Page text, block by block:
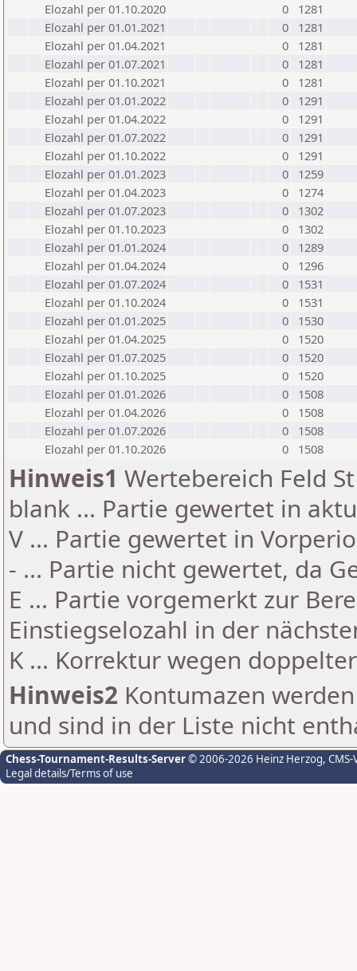
Elozahl per 01.10.2020
0
1281
Elozahl per 01.01.2021
0
1281
Elozahl per 01.04.2021
0
1281
Elozahl per 01.07.2021
0
1281
Elozahl per 01.10.2021
0
1281
Elozahl per 01.01.2022
0
1291
Elozahl per 01.04.2022
0
1291
Elozahl per 01.07.2022
0
1291
Elozahl per 01.10.2022
0
1291
Elozahl per 01.01.2023
0
1259
Elozahl per 01.04.2023
0
1274
Elozahl per 01.07.2023
0
1302
Elozahl per 01.10.2023
0
1302
Elozahl per 01.01.2024
0
1289
Elozahl per 01.04.2024
0
1296
Elozahl per 01.07.2024
0
1531
Elozahl per 01.10.2024
0
1531
Elozahl per 01.01.2025
0
1530
Elozahl per 01.04.2025
0
1520
Elozahl per 01.07.2025
0
1520
Elozahl per 01.10.2025
0
1520
Elozahl per 01.01.2026
0
1508
Elozahl per 01.04.2026
0
1508
Elozahl per 01.07.2026
0
1508
Elozahl per 01.10.2026
0 1508
Hinweis1 Wertebereich Feld
blank ... Partie gewertet in
V ... Partie gewertet in
- ... Partie nicht gewertet, da
E ... Partie vorgemerkt zur
Einstiegselozahl in der
K ... Korrektur wegen
Hinweis2 Kontumazen
und sind in der Liste nicht
Chess-Tournament-Results-Server© 2006-2026 Heinz Herzog,
Legal details/Terms of use